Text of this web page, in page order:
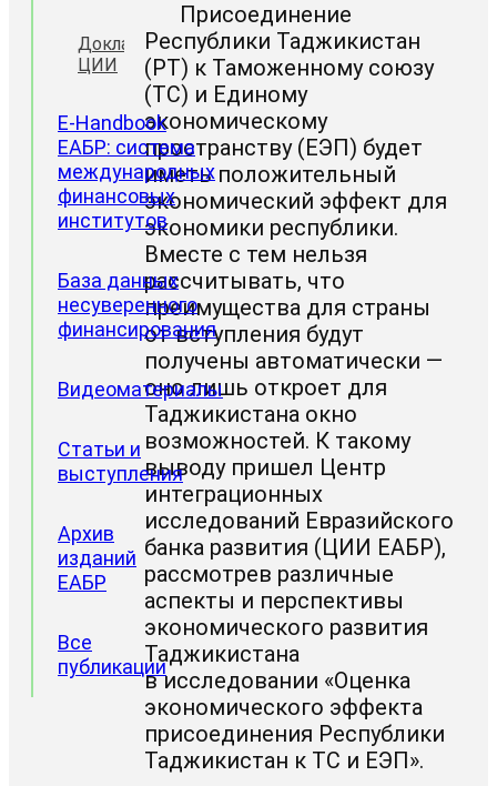
Доклады
ЦИИ
E-Handbook
ЕАБР: система
международных
финансовых
институтов
База данных
несуверенного
финансирования
Видеоматериалы
Статьи и
выступления
Архив
изданий
ЕАБР
Все
публикации
Присоединение
Республики Таджикистан
(РТ) к Таможенному союзу
(ТС) и Единому
экономическому
пространству (ЕЭП) будет
иметь положительный
экономический эффект для
экономики республики.
Вместе с тем нельзя
рассчитывать, что
преимущества для страны
от вступления будут
получены автоматически —
оно лишь откроет для
Таджикистана окно
возможностей. К такому
выводу пришел Центр
интеграционных
исследований Евразийского
банка развития (ЦИИ ЕАБР),
рассмотрев различные
аспекты и перспективы
экономического развития
Таджикистана
в исследовании «Оценка
экономического эффекта
присоединения Республики
Таджикистан к ТС и ЕЭП».